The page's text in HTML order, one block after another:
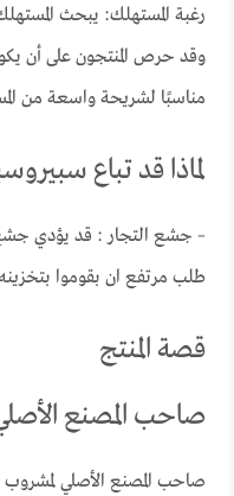
رغبة المستهلك: يبحث
وقد حرص المنتجون على أن
مناسبًا لشريحة واسعة من
لماذا قد تباع
– جشع التجار : قد يؤدي جشع
طلب مرتفع ان بقوموا
قصة المنتج
صاحب المصنع
صاحب المصنع الأصلي